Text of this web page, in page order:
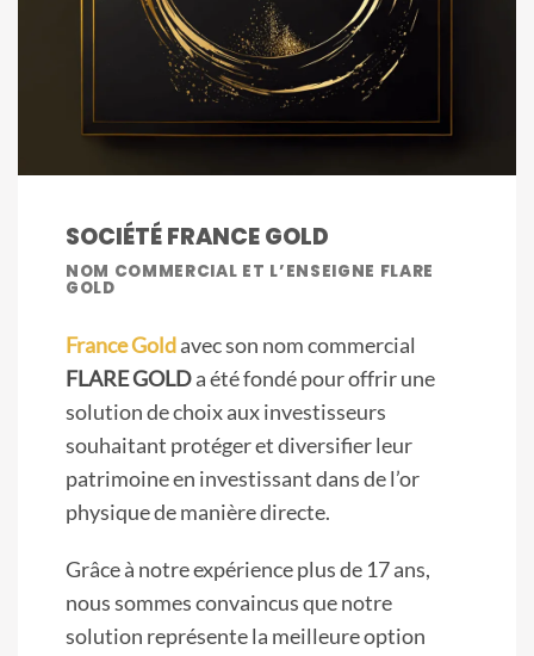
SOCIÉTÉ FRANCE GOLD
NOM COMMERCIAL ET L’ENSEIGNE FLARE
GOLD
France Goldavec son nom commercial
FLARE GOLDa été fondé pour offrir une
solution de choix aux investisseurs
souhaitant protéger et diversifier leur
patrimoine en investissant dans de l’or
physique de manière directe.
Grâce à notre expérience plus de 17 ans,
nous sommes convaincus que notre
solution représente la meilleure option